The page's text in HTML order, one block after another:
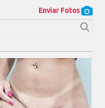
Enviar Fotos